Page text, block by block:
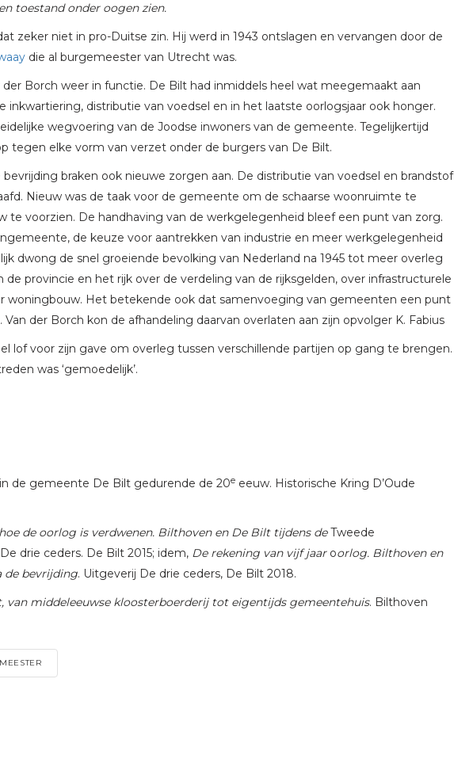
toestand onder oogen zien.
zeker niet in pro-Duitse zin. Hij werd in 1943 ontslagen en vervangen door de
die al burgemeester van Utrecht was.
der Borch weer in functie. De Bilt had inmiddels heel wat meegemaakt aan
inkwartiering, distributie van voedsel en in het laatste oorlogsjaar ook honger.
wegvoering van de Joodse inwoners van de gemeente. Tegelijkertijd
tegen elke vorm van verzet onder de burgers van De Bilt.
braken ook nieuwe zorgen aan. De distributie van voedsel en brandstof
Nieuw was de taak voor de gemeente om de schaarse woonruimte te
te voorzien. De handhaving van de werkgelegenheid bleef een punt van zorg.
de keuze voor aantrekken van industrie en meer werkgelegenheid
dwong de snel groeiende bevolking van Nederland na 1945 tot meer overleg
provincie en het rijk over de verdeling van de rijksgelden, over infrastructurele
woningbouw. Het betekende ook dat samenvoeging van gemeenten een punt
der Borch kon de afhandeling daarvan overlaten aan zijn opvolger K. Fabius
lof voor zijn gave om overleg tussen verschillende partijen op gang te brengen.
was ‘gemoedelijk’.
de gemeente De Bilt gedurende de 20e eeuw. Historische Kring D’Oude
de oorlog is verdwenen. Bilthoven en De Bilt tijdens deTweede
drie ceders. De Bilt 2015; idem, De rekening van vijf jaaroorlog. Bilthoven en
de bevrijding. Uitgeverij De drie ceders, De Bilt 2018.
van middeleeuwse kloosterboerderij tot eigentijds gemeentehuis. Bilthoven